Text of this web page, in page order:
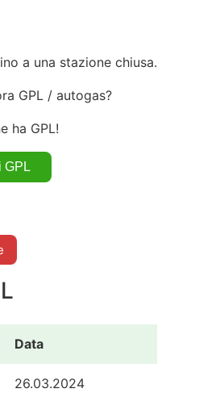
a una stazione chiusa.
GPL / autogas?
ha GPL!
Data
26.03.2024